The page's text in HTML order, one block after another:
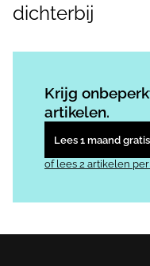
dichterbij
Krijg
artikelen.
Lees 1 maand gratis
of lees 2 artikelen